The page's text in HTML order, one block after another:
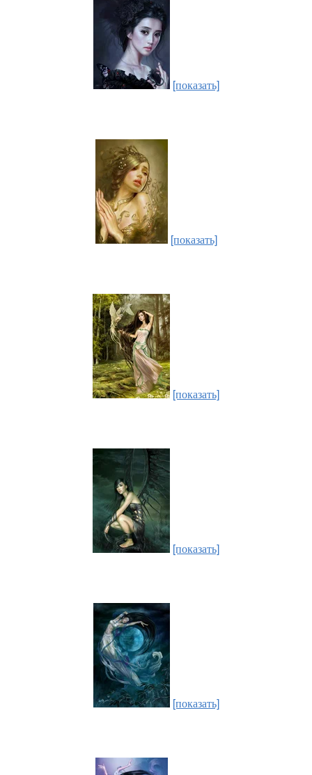
[показать]
[показать]
[показать]
[показать]
[показать]